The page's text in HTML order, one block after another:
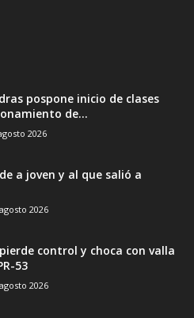
pospone inicio de clases
de...
2026
a joven y al que salió a
2026
control y choca con valla
53
2026